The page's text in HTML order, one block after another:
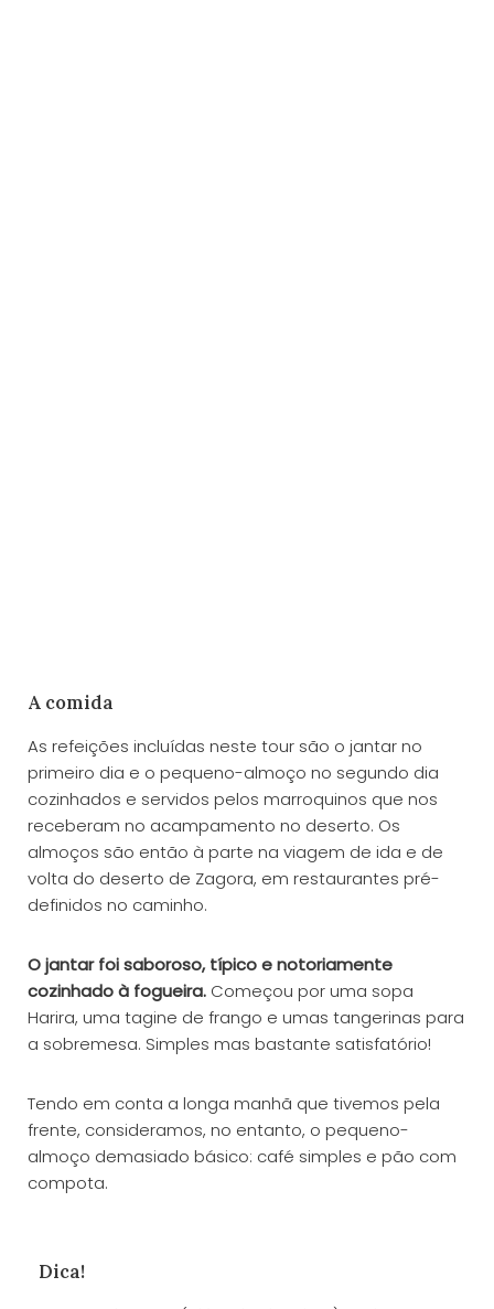
A comida
As refeições incluídas neste tour são o jantar no
primeiro dia e o pequeno-almoço no segundo dia
cozinhados e servidos pelos marroquinos que nos
receberam no acampamento no deserto. Os
almoços são então à parte na viagem de ida e de
volta do deserto de Zagora, em restaurantes pré-
definidos no caminho.
O jantar foi saboroso, típico e notoriamente
cozinhado à fogueira. Começou por uma sopa
Harira, uma tagine de frango e umas tangerinas para
a sobremesa. Simples mas bastante satisfatório!
Tendo em conta a longa manhã que tivemos pela
frente, consideramos, no entanto, o pequeno-
almoço demasiado básico: café simples e pão com
compota.
Dica!